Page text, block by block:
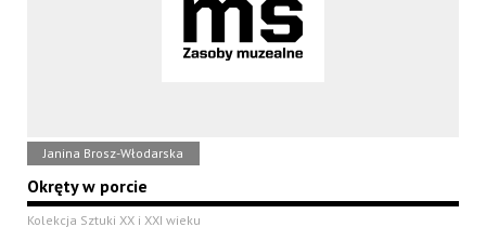
Janina Brosz-Włodarska
Okręty w porcie
Kolekcja Sztuki XX i XXI wieku